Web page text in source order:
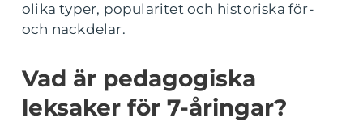
olika typer, popularitet och historiska för-
och nackdelar.
Vad är pedagogiska
leksaker för 7-åringar?